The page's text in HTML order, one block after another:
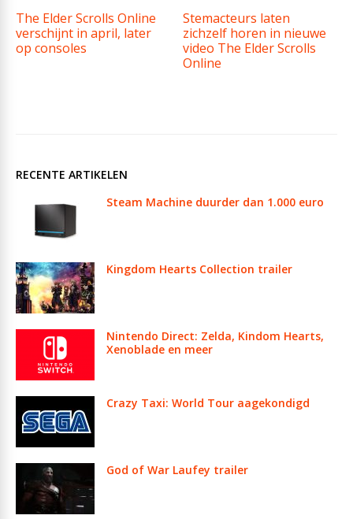
The Elder Scrolls Online
verschijnt in april, later
op consoles
Stemacteurs laten
zichzelf horen in nieuwe
video The Elder Scrolls
Online
RECENTE ARTIKELEN
Steam Machine duurder dan 1.000 euro
Kingdom Hearts Collection trailer
Nintendo Direct: Zelda, Kindom Hearts,
Xenoblade en meer
Crazy Taxi: World Tour aagekondigd
God of War Laufey trailer